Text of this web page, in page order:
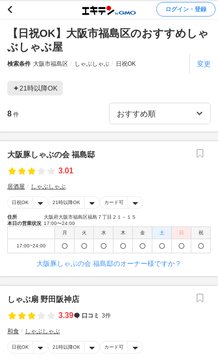
ログイン・登録
【日祝OK】大阪市福島区のおすすめしゃ
ぶしゃぶ屋
検索条件 大阪市福島区 しゃぶしゃぶ 日祝OK 変更
21時以降OK
8 件
大阪豚しゃぶの会 福島邸
3.01
居酒屋 しゃぶしゃぶ
日祝OK 21時以降OK カード可
住所
大阪府大阪市福島区福島７丁目２１－１５
本日の営業状況 17:00〜24:00
月
火 水 木 金 土 日 祝
17:00~24:00
大阪豚しゃぶの会 福島邸のオーナー様ですか？
しゃぶ扇 野田阪神店
3.39
口コミ 3件
和食 しゃぶしゃぶ
日祝OK 21時以降OK カード可